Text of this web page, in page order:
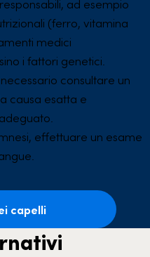
ad esempio
(ferro, vitamina
medici
i fattori genetici.
consultare un
causa esatta e
effettuare un esame
capelli